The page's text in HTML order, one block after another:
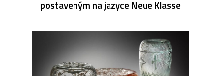
postaveným na jazyce Neue Klasse